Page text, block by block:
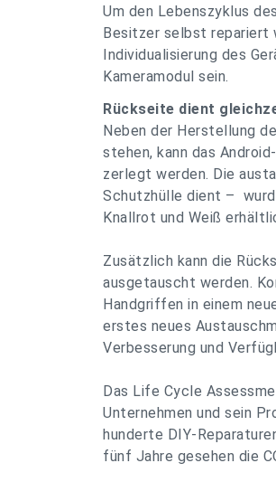
Um den Lebenszyklus
Besitzer selbst repariert
Individualisierung des
Kameramodul sein.
Rückseite dient
Neben der Herstellung
stehen, kann das
zerlegt werden. Die
Schutzhülle dient –
Knallrot und Weiß
Zusätzlich kann die
ausgetauscht werden.
Handgriffen in einem
erstes neues
Verbesserung und
Das Life Cycle
Unternehmen und sein
hunderte DIY-
fünf Jahre gesehen die